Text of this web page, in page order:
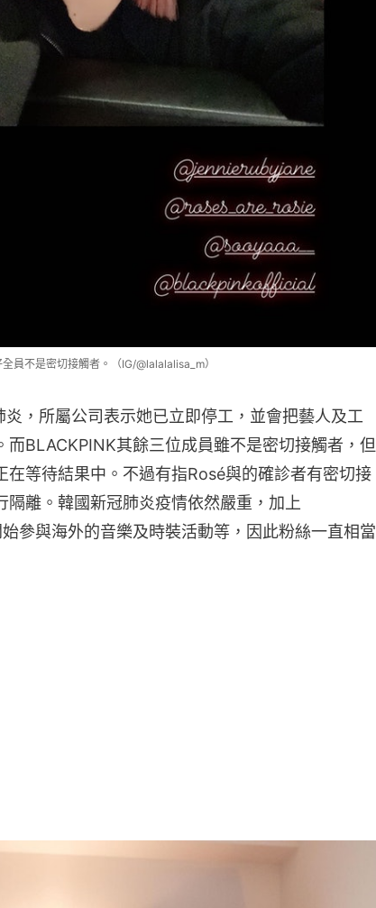
員不是密切接觸者。（IG/@lalalalisa_m）
，所屬公司表示她已立即停工，並會把藝人及工
而BLACKPINK其餘三位成員雖不是密切接觸者，但
在等待結果中。不過有指Rosé與的確診者有密切接
隔離。韓國新冠肺炎疫情依然嚴重，加上
參與海外的音樂及時裝活動等，因此粉絲一直相當